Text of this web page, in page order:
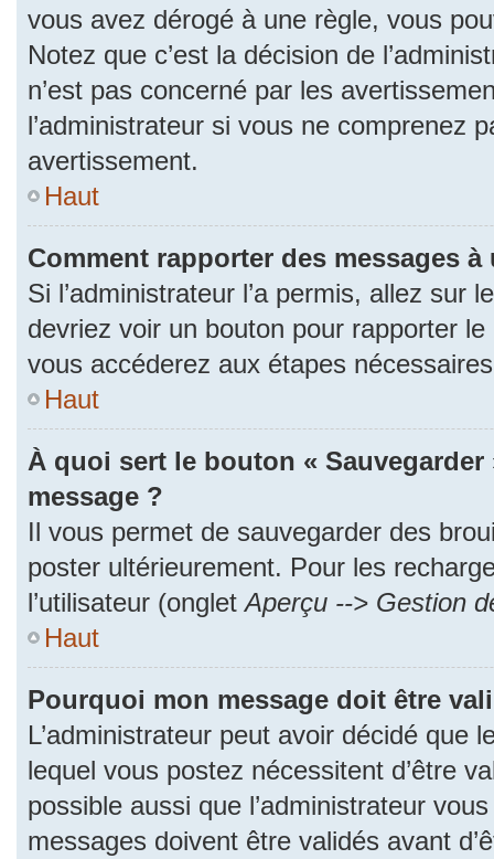
vous avez dérogé à une règle, vous
Notez que c’est la décision de
n’est pas concerné par les
l’administrateur si vous ne comprenez
avertissement.
Haut
Comment rapporter des messages
Si l’administrateur l’a permis, allez sur
devriez voir un bouton pour rapporter
vous accéderez aux étapes
Haut
À quoi sert le bouton «
message ?
Il vous permet de sauvegarder des
poster ultérieurement. Pour les
l’utilisateur (ongletAperçu --> Gestion
Haut
Pourquoi mon message doit être
L’administrateur peut avoir décidé que
lequel vous postez nécessitent d’être
possible aussi que l’administrateur
messages doivent être validés avant